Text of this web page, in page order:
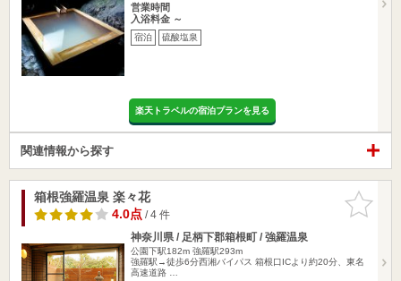
営業時間
入浴料金 ～
宿泊 硫酸塩泉
楽天トラベルの宿泊プランを見る
関連情報から探す
お気に入
りに追加
箱根強羅温泉 楽々花
4.0点/ 4 件
神奈川県 / 足柄下郡箱根町 / 強羅温泉
公園下駅182m 強羅駅293m
強羅駅→徒歩6分西湘バイパス 箱根口ICより約20分、東名
高速道路 …